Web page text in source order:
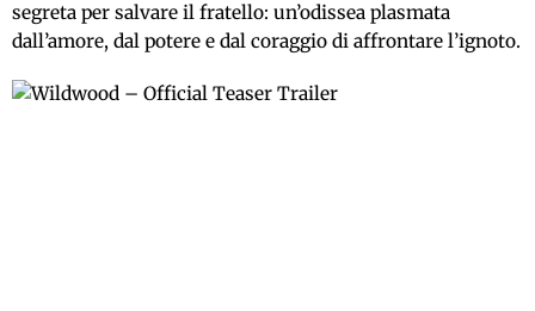
segreta per salvare il fratello: un’odissea plasmata
dall’amore, dal potere e dal coraggio di affrontare l’ignoto.